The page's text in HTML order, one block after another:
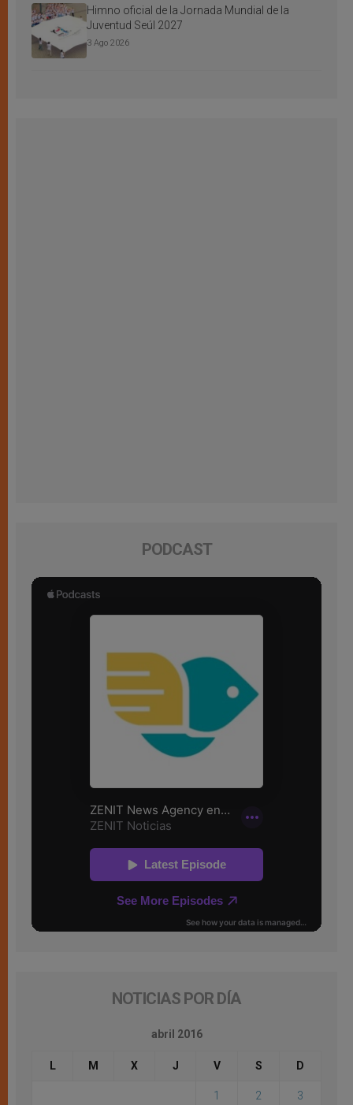
Himno oficial de la Jornada Mundial de la
Juventud Seúl 2027
3 Ago 2026
PODCAST
NOTICIAS POR DÍA
abril 2016
L M X J V S D
1 2 3